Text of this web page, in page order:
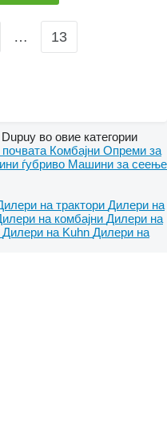
… 13
во овие категории
Комбајни Опреми за
ѓубриво Машини за сеење
на трактори Дилери на
на комбајни Дилери на
Дилери на Kuhn Дилери на